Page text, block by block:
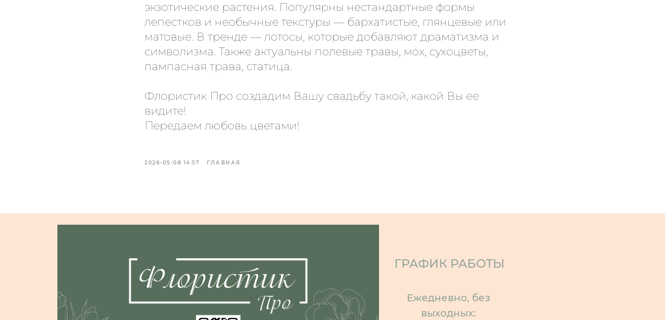
экзотические растения. Популярны нестандартные формы
лепестков и необычные текстуры — бархатистые, глянцевые или
матовые. В тренде — лотосы, которые добавляют драматизма и
символизма. Также актуальны полевые травы, мох, сухоцветы,
пампасная трава, статица.
Флористик Про создадим Вашу свадьбу такой, какой Вы ее
видите!
Передаем любовь цветами!
2026-05-08 14:57 ГЛАВНАЯ
ГРАФИК РАБОТЫ
Ежедневно, без
выходных: